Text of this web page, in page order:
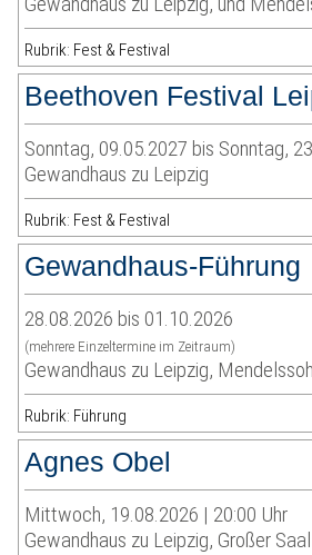
Rubrik: Fest & Festival
Beethoven Festival
Sonntag, 09.05.2027 bis Sonntag,
Gewandhaus zu Leipzig
Rubrik: Fest & Festival
Gewandhaus-Führung
28.08.2026 bis 01.10.2026
(mehrere Einzeltermine im Zeitraum)
Gewandhaus zu Leipzig,
Rubrik: Führung
Agnes Obel
Mittwoch, 19.08.2026 | 20:00 Uhr
Gewandhaus zu Leipzig, Großer Saal